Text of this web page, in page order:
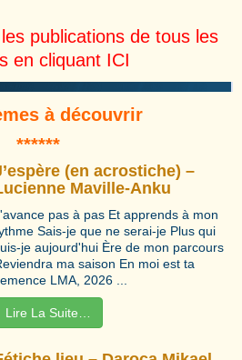
publications de tous les
en cliquant ICI
à découvrir
******
(en acrostiche) –
Maville-Anku
pas à pas Et apprends à mon
Sais-je que ne serai-je Plus qui
je aujourd'hui Ère de mon parcours
ma saison En moi est ta
LMA, 2026 ...
Lire La Suite…